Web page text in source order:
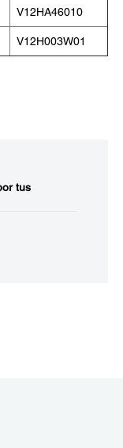
V12HA46010
V12H003W01
tus